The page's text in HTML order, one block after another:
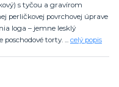
s tyčou a gravírom
perličkovej povrchovej úprave
loga – jemne lesklý
torty. ... celý popis